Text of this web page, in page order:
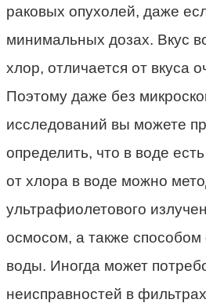
раковых опухолей, даже
минимальных дозах. Вкус
хлор, отличается от вкуса
Поэтому даже без
исследований вы можете
определить, что в воде
от хлора в воде можно
ультрафиолетового
осмосом, а также способом
воды. Иногда может
неисправностей в